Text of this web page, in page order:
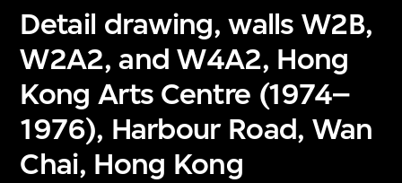
Detail drawing, walls W2B,
W2A2, and W4A2, Hong
Kong Arts Centre (1974–
1976), Harbour Road, Wan
Chai, Hong Kong